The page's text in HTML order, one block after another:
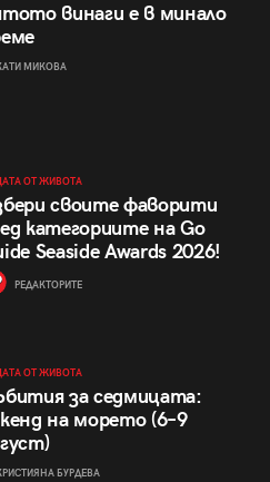
винаги е в минало
МИКОВА
ОТ ЖИВОТА
своите фаворити
категориите на Go
Seaside Awards 2026!
РЕДАКТОРИТЕ
ОТ ЖИВОТА
за седмицата:
на морето (6–9
БУРДЕВА